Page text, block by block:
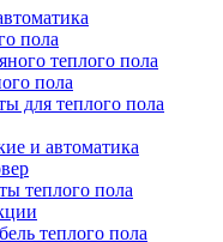
пола
теплого пола
пола
для теплого пола
и автоматика
теплого пола
теплого пола